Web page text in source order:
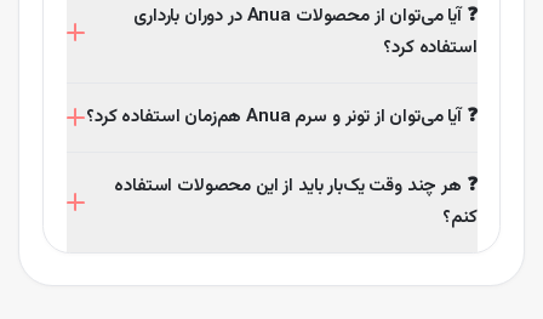
انجام نمی‌دهد.
❓ آیا می‌توان از محصولات Anua در دوران بارداری
استفاده کرد؟
شود، به‌ویژه در صورت داشتن پوست حساس یا سابقه
❓ آیا می‌توان از تونر و سرم Anua هم‌زمان استفاده کرد؟
دوچندان می‌کند.
❓ هر چند وقت یک‌بار باید از این محصولات استفاده
کنم؟